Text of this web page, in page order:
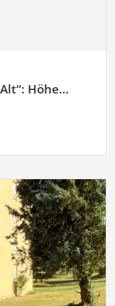
KfW-Förderung „Jung kauft Alt“: Höhere Kredite ab August 2026